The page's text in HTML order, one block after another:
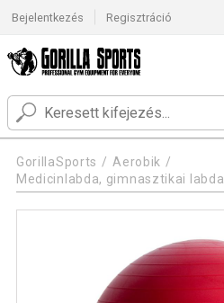
Bejelentkezés Regisztráció
GorillaSports
Aerobik
Medicinlabda, gimnasztikai labda